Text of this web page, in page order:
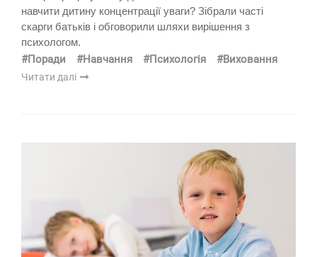
навчити дитину концентрації уваги? Зібрали часті
скарги батьків і обговорили шляхи вирішення з
психологом.
#Поради #Навчання #Психологія #Виховання
Читати далі